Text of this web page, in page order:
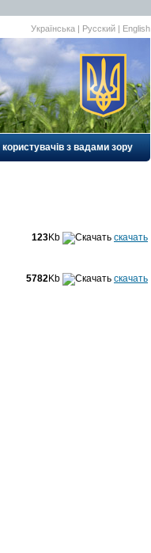
Українська | Русский | English
з вадами зору
123Kb скачать
5782Kb скачать